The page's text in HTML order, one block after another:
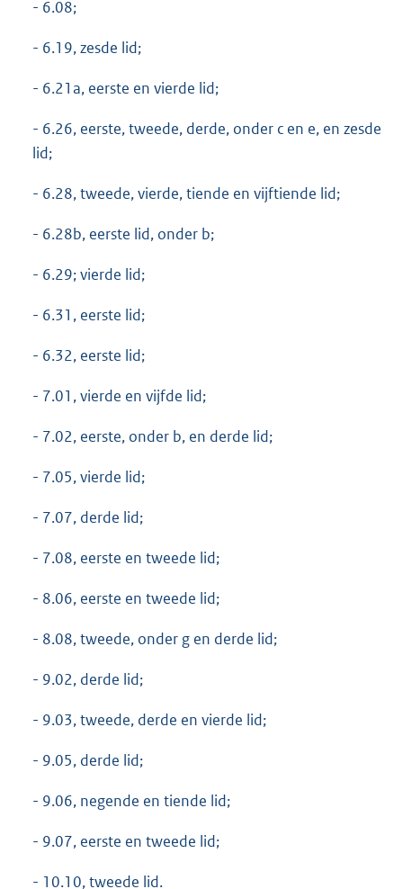
- 6.08;
- 6.19, zesde lid;
- 6.21a, eerste en vierde lid;
- 6.26, eerste, tweede, derde, onder c en e, en zesde
lid;
- 6.28, tweede, vierde, tiende en vijftiende lid;
- 6.28b, eerste lid, onder b;
- 6.29; vierde lid;
- 6.31, eerste lid;
- 6.32, eerste lid;
- 7.01, vierde en vijfde lid;
- 7.02, eerste, onder b, en derde lid;
- 7.05, vierde lid;
- 7.07, derde lid;
- 7.08, eerste en tweede lid;
- 8.06, eerste en tweede lid;
- 8.08, tweede, onder g en derde lid;
- 9.02, derde lid;
- 9.03, tweede, derde en vierde lid;
- 9.05, derde lid;
- 9.06, negende en tiende lid;
- 9.07, eerste en tweede lid;
- 10.10, tweede lid.